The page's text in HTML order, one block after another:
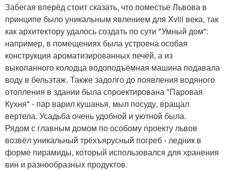
Забегая вперёд стоит сказать, что поместье Львова в
принципе было уникальным явлением для Xviii века, так
как архитектору удалось создать по сути "Умный дом":
например, в помещениях была устроена особая
конструкция ароматизированных печей, а из
выкопанного колодца водоподъёмная машина подавала
воду в бельэтаж. Также задолго до появления водяного
отопления в здании была спроектирована "Паровая
Кухня" - пар варил кушанья, мыл посуду, вращал
вертела. Усадьба очень удобной и уютной была.
Рядом с главным домом по особому проекту львов
возвёл уникальный трёхъярусный погреб - ледник в
форме пирамиды, который использовался для хранения
вин и разнообразных продуктов.